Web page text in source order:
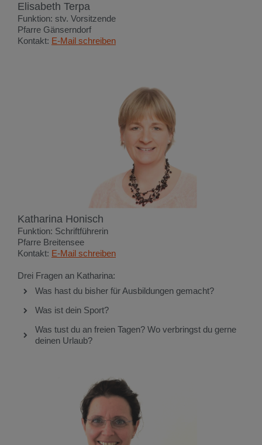
Elisabeth Terpa
Funktion: stv. Vorsitzende
Pfarre Gänserndorf
Kontakt: E-Mail schreiben
Katharina Honisch
Funktion: Schriftführerin
Pfarre Breitensee
Kontakt: E-Mail schreiben
Drei Fragen an Katharina:
Was hast du bisher für Ausbildungen gemacht?
Was ist dein Sport?
Was tust du an freien Tagen? Wo verbringst du gerne
deinen Urlaub?